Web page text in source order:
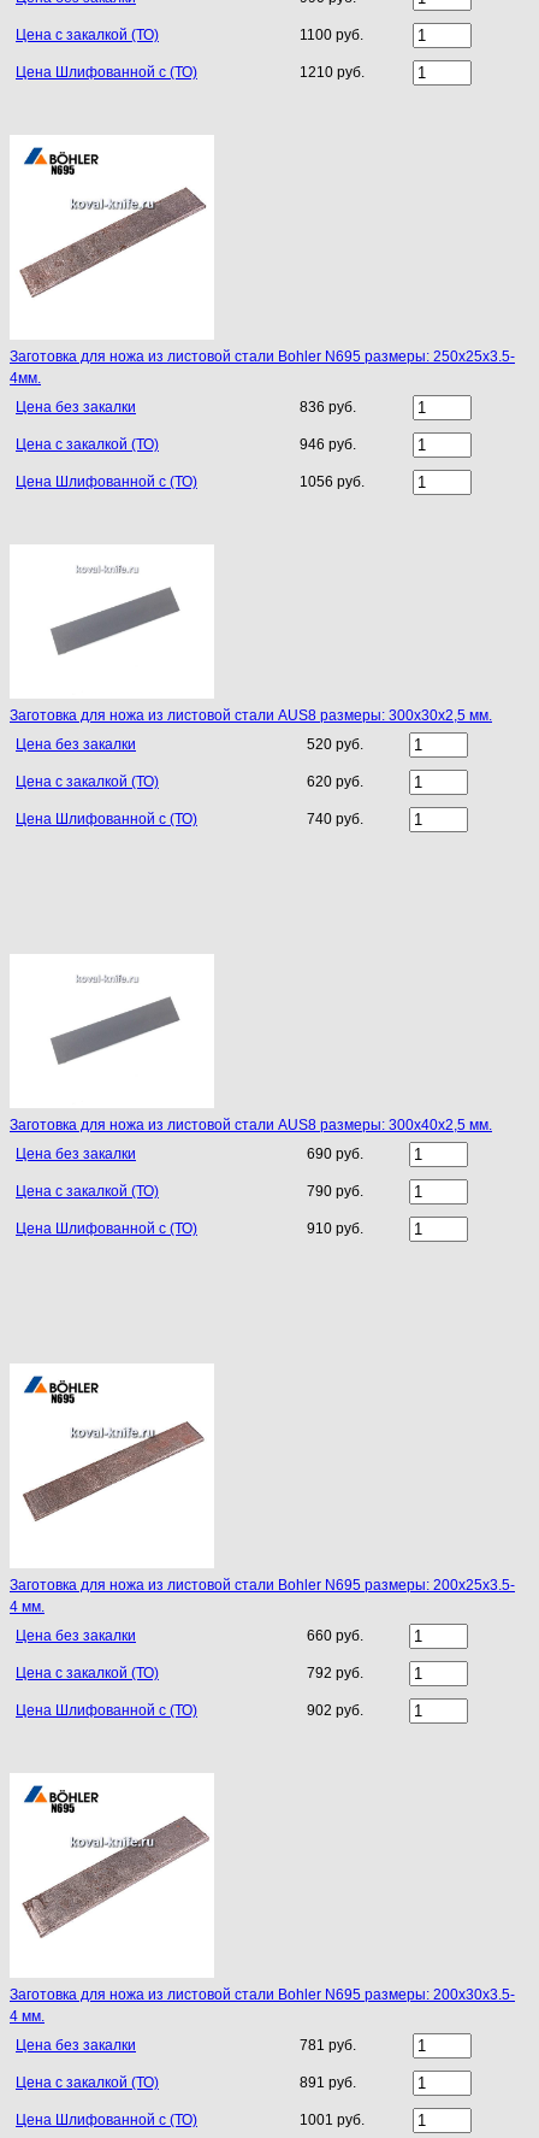
Цена с закалкой (ТО) 1100 руб.
Цена Шлифованной с (ТО) 1210 руб.
Заготовка для ножа из листовой стали Bohler N695 размеры: 250х25х3.5-
4мм.
Цена без закалки
836 руб.
Цена с закалкой (ТО) 946 руб.
Цена Шлифованной с (ТО) 1056 руб.
Заготовка для ножа из листовой стали AUS8 размеры: 300х30х2,5 мм.
Цена без закалки
520 руб.
Цена с закалкой (ТО) 620 руб.
Цена Шлифованной с (ТО) 740 руб.
Заготовка для ножа из листовой стали AUS8 размеры: 300х40х2,5 мм.
Цена без закалки
690 руб.
Цена с закалкой (ТО) 790 руб.
Цена Шлифованной с (ТО) 910 руб.
Заготовка для ножа из листовой стали Bohler N695 размеры: 200х25х3.5-
4 мм.
Цена без закалки
660 руб.
Цена с закалкой (ТО) 792 руб.
Цена Шлифованной с (ТО) 902 руб.
Заготовка для ножа из листовой стали Bohler N695 размеры: 200х30х3.5-
4 мм.
Цена без закалки
781 руб.
Цена с закалкой (ТО) 891 руб.
Цена Шлифованной с (ТО) 1001 руб.